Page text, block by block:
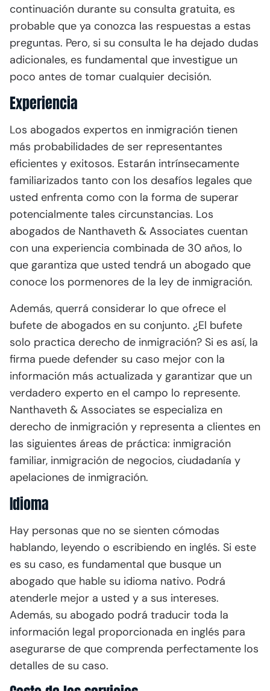
continuación durante su consulta gratuita, es
probable que ya conozca las respuestas a estas
preguntas. Pero, si su consulta le ha dejado dudas
adicionales, es fundamental que investigue un
poco antes de tomar cualquier decisión.
Experiencia
Los abogados expertos en inmigración tienen
más probabilidades de ser representantes
eficientes y exitosos. Estarán intrínsecamente
familiarizados tanto con los desafíos legales que
usted enfrenta como con la forma de superar
potencialmente tales circunstancias. Los
abogados de Nanthaveth & Associates cuentan
con una experiencia combinada de 30 años, lo
que garantiza que usted tendrá un abogado que
conoce los pormenores de la ley de inmigración.
Además, querrá considerar lo que ofrece el
bufete de abogados en su conjunto. ¿El bufete
solo practica derecho de inmigración? Si es así, la
firma puede defender su caso mejor con la
información más actualizada y garantizar que un
verdadero experto en el campo lo represente.
Nanthaveth & Associates se especializa en
derecho de inmigración y representa a clientes en
las siguientes áreas de práctica: inmigración
familiar, inmigración de negocios, ciudadanía y
apelaciones de inmigración.
Idioma
Hay personas que no se sienten cómodas
hablando, leyendo o escribiendo en inglés. Si este
es su caso, es fundamental que busque un
abogado que hable su idioma nativo. Podrá
atenderle mejor a usted y a sus intereses.
Además, su abogado podrá traducir toda la
información legal proporcionada en inglés para
asegurarse de que comprenda perfectamente los
detalles de su caso.